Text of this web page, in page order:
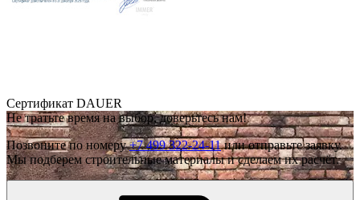
Сертификат DAUER
Не тратьте время на выбор, доверьтесь нам!
Позвоните по номеру+7 499 322-24-11или отправьте заявку.
Мы подберем строительные материалы и сделаем их расчёт.